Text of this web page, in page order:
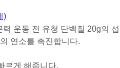
)
력 운동 전 유청 단백질 20g의 섭
연소를 촉진합니다.
르게 해줍니다.